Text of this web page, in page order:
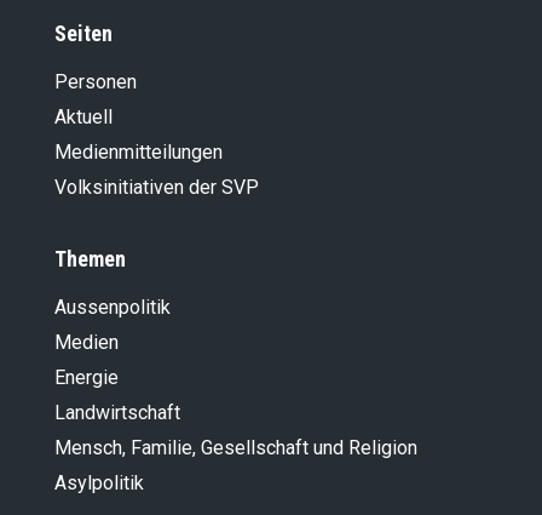
Seiten
Personen
Aktuell
Medienmitteilungen
Volksinitiativen der SVP
Themen
Aussenpolitik
Medien
Energie
Landwirt­schaft
Mensch, Familie, Gesellschaft und Religion
Asylpolitik